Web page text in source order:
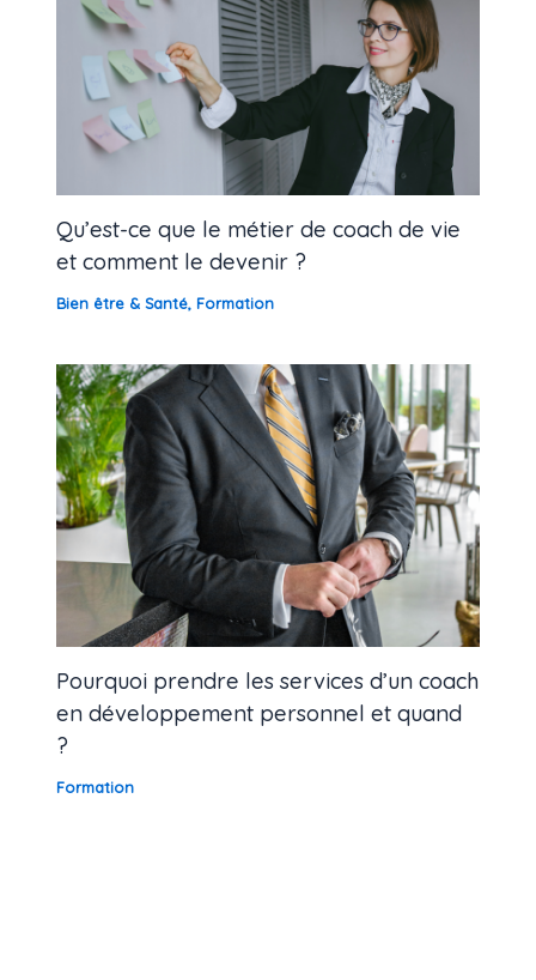
Qu’est-ce que le métier de coach de vie
et comment le devenir ?
Bien être & Santé,Formation
Pourquoi prendre les services d’un coach
en développement personnel et quand
?
Formation